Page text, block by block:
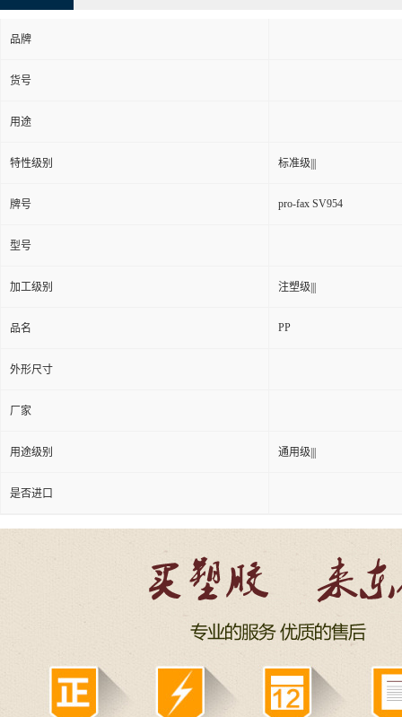
品牌
货号
用途
特性级别 标准级|||
牌号 pro-fax SV954
型号
加工级别 注塑级|||
品名 PP
外形尺寸
厂家
用途级别 通用级|||
是否进口